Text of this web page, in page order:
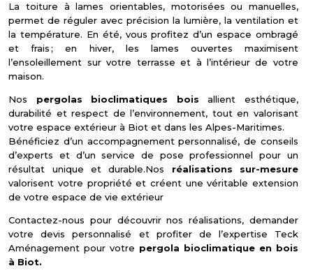
La toiture à lames orientables, motorisées ou manuelles,
permet de réguler avec précision la lumière, la ventilation et
la température. En été, vous profitez d’un espace ombragé
et frais ; en hiver, les lames ouvertes maximisent
l’ensoleillement sur votre terrasse et à l’intérieur de votre
maison.
Nos pergolas bioclimatiques bois allient esthétique,
durabilité et respect de l’environnement, tout en valorisant
votre espace extérieur à Biot et dans les Alpes-Maritimes.
Bénéficiez d’un accompagnement personnalisé, de conseils
d’experts et d’un service de pose professionnel pour un
résultat unique et durable.Nos réalisations sur-mesure
valorisent votre propriété et créent une véritable extension
de votre espace de vie extérieur
Contactez-nous pour découvrir nos réalisations, demander
votre devis personnalisé et profiter de l’expertise Teck
Aménagement pour votre pergola bioclimatique en bois
à Biot.